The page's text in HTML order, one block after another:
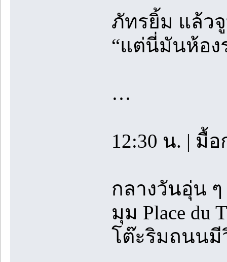
ภัทรยิ้ม แล้ว
“แต่นี่มันห้อ
…
12:30 น. | มื้อ
กลางวันอุ่น ๆ
มุม Place du
โต๊ะริมถนนมี